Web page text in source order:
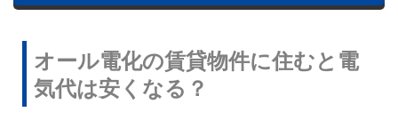
オール電化の賃貸物件に住むと電
気代は安くなる？